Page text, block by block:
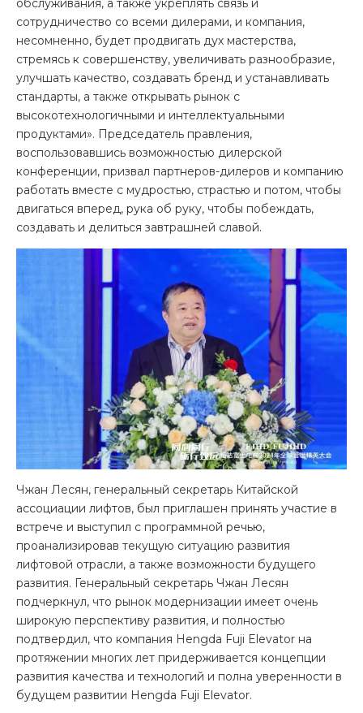
обслуживания, а также укреплять связь и
сотрудничество со всеми дилерами, и компания,
несомненно, будет продвигать дух мастерства,
стремясь к совершенству, увеличивать разнообразие,
улучшать качество, создавать бренд и устанавливать
стандарты, а также открывать рынок с
высокотехнологичными и интеллектуальными
продуктами». Председатель правления,
воспользовавшись возможностью дилерской
конференции, призвал партнеров-дилеров и компанию
работать вместе с мудростью, страстью и потом, чтобы
двигаться вперед, рука об руку, чтобы побеждать,
создавать и делиться завтрашней славой.
Чжан Лесян, генеральный секретарь Китайской
ассоциации лифтов, был приглашен принять участие в
встрече и выступил с программной речью,
проанализировав текущую ситуацию развития
лифтовой отрасли, а также возможности будущего
развития. Генеральный секретарь Чжан Лесян
подчеркнул, что рынок модернизации имеет очень
широкую перспективу развития, и полностью
подтвердил, что компания Hengda Fuji Elevator на
протяжении многих лет придерживается концепции
развития качества и технологий и полна уверенности в
будущем развитии Hengda Fuji Elevator.